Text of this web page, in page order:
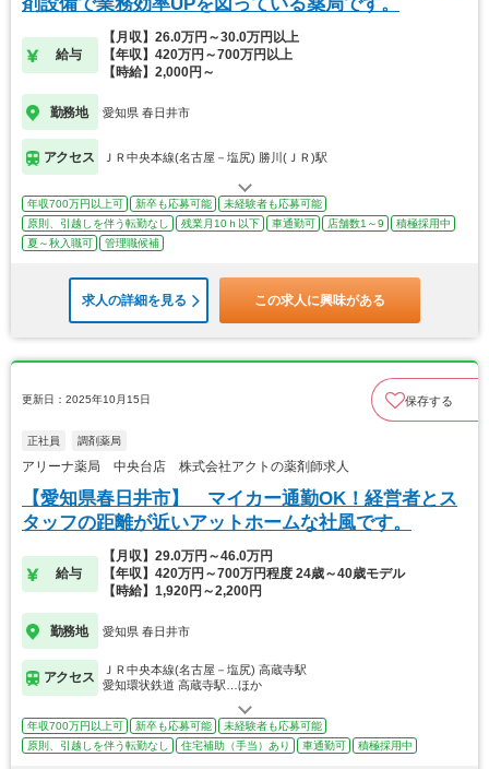
給与
【月収】26.0万円～30.0万円以上
【年収】420万円～700万円以上
【時給】2,000円～
勤務地 愛知県 春日井市
アクセス ＪＲ中央本線(名古屋－塩尻) 勝川(ＪＲ)駅
年収700万円以上可 新卒も応募可能
未経験者も応募可能
原則、引越しを伴う転勤なし
残業月10ｈ以下 車通勤可 店舗数1～9
積極採用中
夏～秋入職可
管理職候補
求人の詳細を見る この求人に興味がある
更新日：2025年10月15日 保存する
正社員 調剤薬局
アリーナ薬局 中央台店 株式会社アクトの薬剤師求人
【愛知県春日井市】 マイカー通勤OK！経営者とス
タッフの距離が近いアットホームな社風です。
給与
【月収】29.0万円～46.0万円
【年収】420万円～700万円程度 24歳～40歳モデル
【時給】1,920円～2,200円
勤務地 愛知県 春日井市
アクセス
ＪＲ中央本線(名古屋－塩尻) 高蔵寺駅
愛知環状鉄道 高蔵寺駅…ほか
年収700万円以上可 新卒も応募可能
未経験者も応募可能
原則、引越しを伴う転勤なし
住宅補助（手当）あり 車通勤可 積極採用中